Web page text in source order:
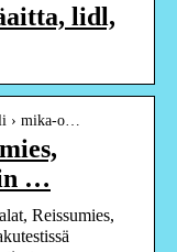
lidl,
› mika-o…
…
Reissumies,